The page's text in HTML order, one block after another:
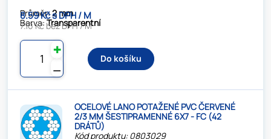
Průměr:2 mm
Barva:Transparentní
8.59 Kč s DPH / M
7.10 Kč bez DPH / M
⚊
✚
Do košíku
OCELOVÉ LANO POTAŽENÉ PVC ČERVENÉ
2/3 MM ŠESTIPRAMENNÉ 6X7 - FC (42
DRÁTŮ)
Kód produktu: 0803029